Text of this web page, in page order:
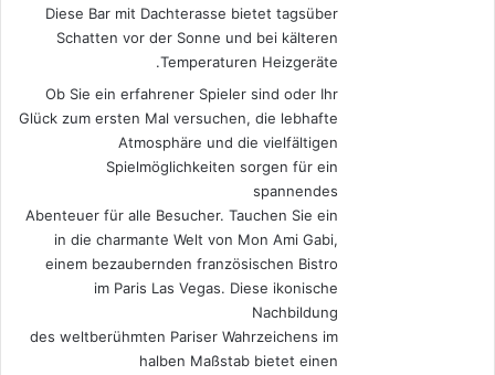
Diese Bar mit Dachterasse bietet tagsüber
Schatten vor der Sonne und bei kälteren
Temperaturen Heizgeräte.
Ob Sie ein erfahrener Spieler sind oder Ihr
Glück zum ersten Mal versuchen, die lebhafte
Atmosphäre und die vielfältigen
Spielmöglichkeiten sorgen für ein
spannendes
Abenteuer für alle Besucher. Tauchen Sie ein
in die charmante Welt von Mon Ami Gabi,
einem bezaubernden französischen Bistro
im Paris Las Vegas. Diese ikonische
Nachbildung
des weltberühmten Pariser Wahrzeichens im
halben Maßstab bietet einen